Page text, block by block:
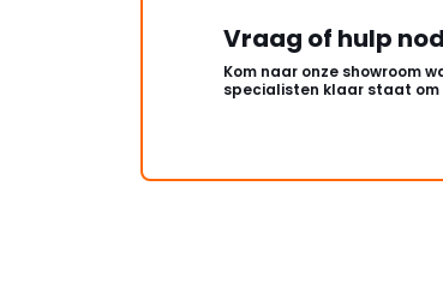
Vraag of hulp
Kom naar onze showroom
specialisten klaar staat